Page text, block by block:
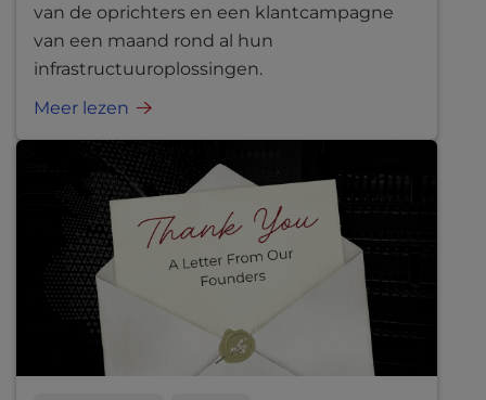
van de oprichters en een klantcampagne
van een maand rond al hun
infrastructuuroplossingen.
Meer lezen